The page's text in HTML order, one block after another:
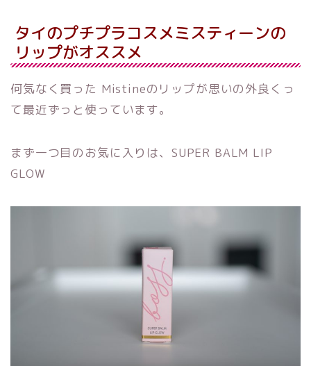
タイのプチプラコスメミスティーンの
リップがオススメ
何気なく買った Mistineのリップが思いの外良くっ
て最近ずっと使っています。
まず一つ目のお気に入りは、SUPER BALM LIP
GLOW